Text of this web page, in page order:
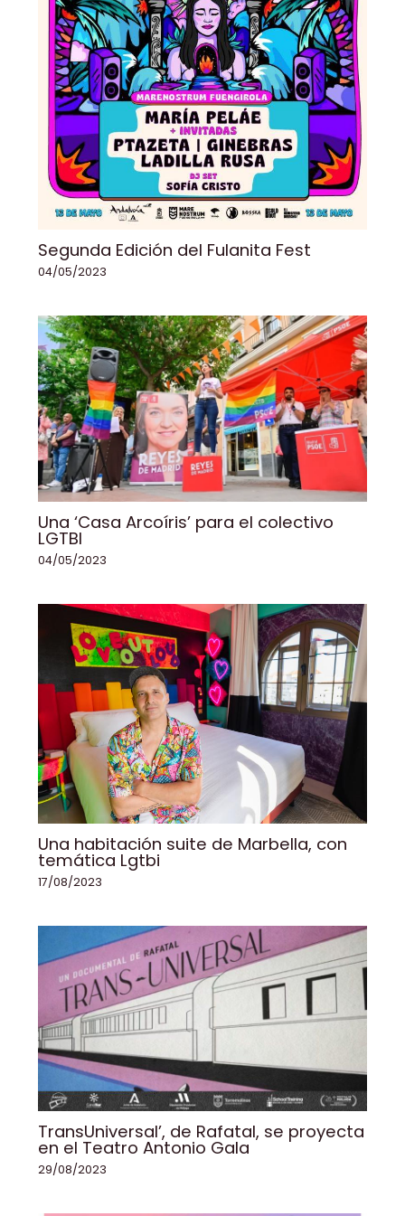
Segunda Edición del Fulanita Fest
04/05/2023
Una ‘Casa Arcoíris’ para el colectivo
LGTBI
04/05/2023
Una habitación suite de Marbella, con
temática Lgtbi
17/08/2023
TransUniversal’, de Rafatal, se proyecta
en el Teatro Antonio Gala
29/08/2023